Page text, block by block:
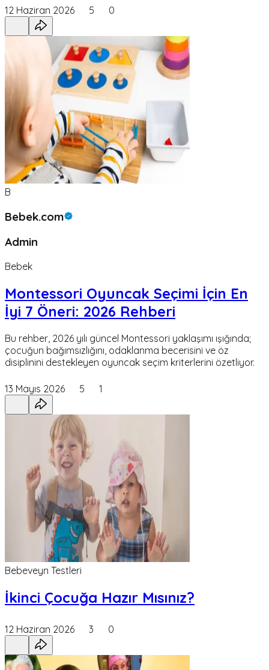
12 Haziran 2026 5 0
B
Bebek.com
Admin
Bebek
Montessori Oyuncak Seçimi İçin En
İyi 7 Öneri: 2026 Rehberi
Bu rehber, 2026 yılı güncel Montessori yaklaşımı ışığında;
çocuğun bağımsızlığını, odaklanma becerisini ve öz
disiplinini destekleyen oyuncak seçim kriterlerini özetliyor.
13 Mayıs 2026 5 1
Bebeveyn Testleri
İkinci Çocuğa Hazır Mısınız?
12 Haziran 2026 3 0